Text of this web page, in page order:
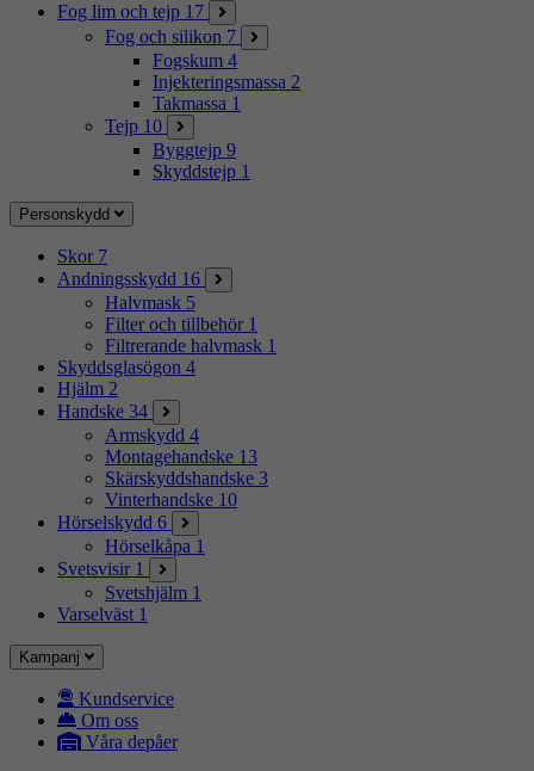
Fog lim och tejp 17
Fog och silikon 7
Fogskum 4
Injekteringsmassa 2
Takmassa 1
Tejp 10
Byggtejp 9
Skyddstejp 1
Personskydd
Skor 7
Andningsskydd 16
Halvmask 5
Filter och tillbehör 1
Filtrerande halvmask 1
Skyddsglasögon 4
Hjälm 2
Handske 34
Armskydd 4
Montagehandske 13
Skärskyddshandske 3
Vinterhandske 10
Hörselskydd 6
Hörselkåpa 1
Svetsvisir 1
Svetshjälm 1
Varselväst 1
Kampanj
Kundservice
Om oss
Våra depåer